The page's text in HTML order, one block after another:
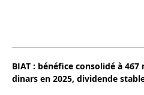
BIAT : bénéfice consolidé à 467 millions de
dinars en 2025, dividende